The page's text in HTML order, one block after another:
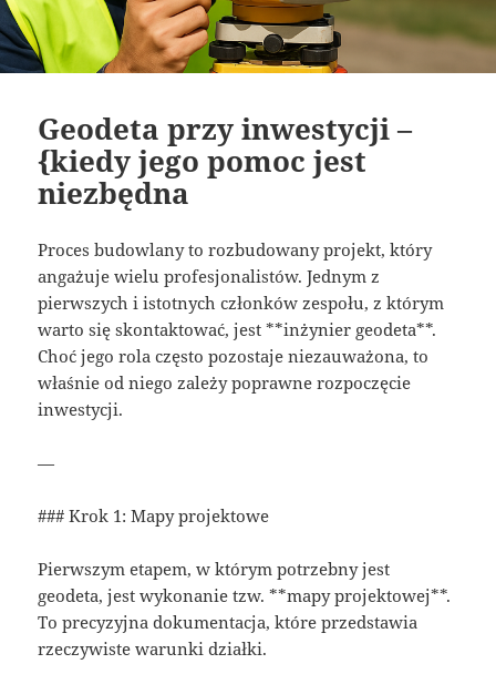
Geodeta przy inwestycji –
{kiedy jego pomoc jest
niezbędna
Proces budowlany to rozbudowany projekt, który
angażuje wielu profesjonalistów. Jednym z
pierwszych i istotnych członków zespołu, z którym
warto się skontaktować, jest **inżynier geodeta**.
Choć jego rola często pozostaje niezauważona, to
właśnie od niego zależy poprawne rozpoczęcie
inwestycji.
—
### Krok 1: Mapy projektowe
Pierwszym etapem, w którym potrzebny jest
geodeta, jest wykonanie tzw. **mapy projektowej**.
To precyzyjna dokumentacja, które przedstawia
rzeczywiste warunki działki.